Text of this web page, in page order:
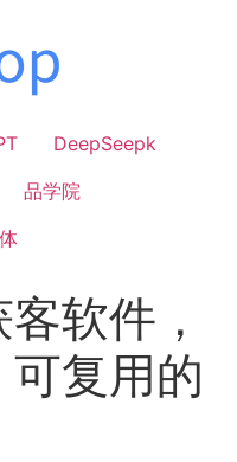
DeepSeepk
品学院
软件，
复用的